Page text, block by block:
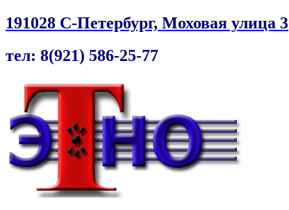
191028 С-Петербург, Моховая улица 3
тел: 8(921) 586-25-77